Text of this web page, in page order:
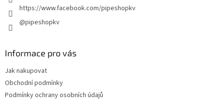
https://www.facebook.com/pipeshopkv
@pipeshopkv
Informace pro vás
Jak nakupovat
Obchodní podmínky
Podmínky ochrany osobních údajů